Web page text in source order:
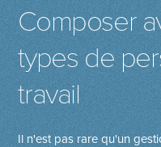
Composer
types de
travail
Il n'est pas rare qu'un